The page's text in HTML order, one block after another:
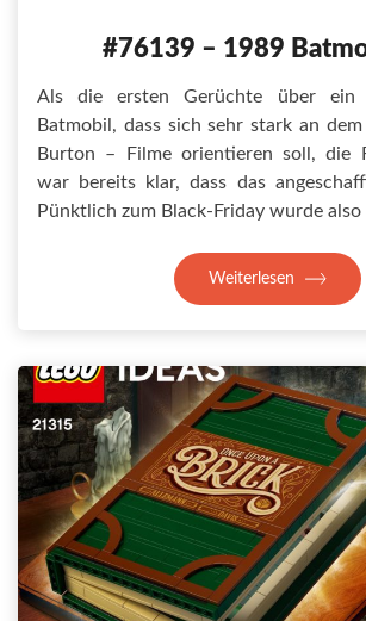
#76139 – 1989
Als die ersten Gerüchte über ein
Batmobil, dass sich sehr stark an
Burton – Filme orientieren soll, die
war bereits klar, dass das
Pünktlich zum Black-Friday wurde
Weiterlesen